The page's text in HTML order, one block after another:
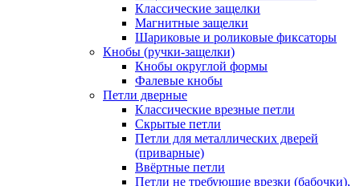
Классические защелки
Магнитные защелки
Шариковые и роликовые фиксаторы
Кнобы (ручки-защелки)
Кнобы округлой формы
Фалевые кнобы
Петли дверные
Классические врезные петли
Скрытые петли
Петли для металлических дверей
(приварные)
Ввёртные петли
Петли не требующие врезки (бабочки),